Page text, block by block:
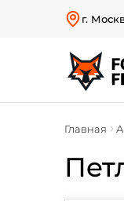
г.
Главная